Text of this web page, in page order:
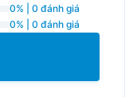
0% | 0 đánh giá
0% | 0 đánh giá